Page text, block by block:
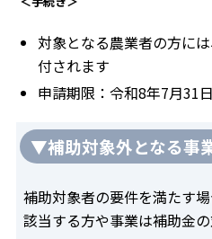
対象となる農業者の方に
付されます
申請期限：令和8年7月31
▼補助対象外となる事
補助対象者の要件を満たす
該当する方や事業は補助金の